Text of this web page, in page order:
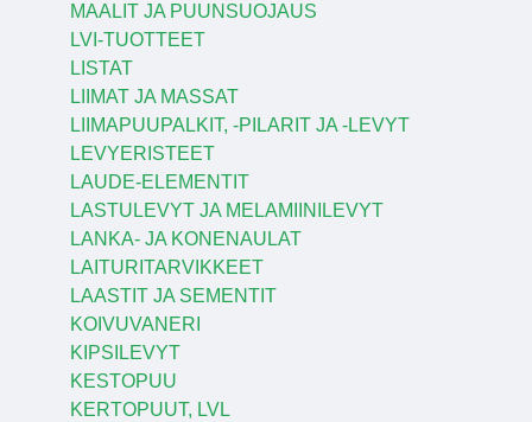
MAALIT JA PUUNSUOJAUS
LVI-TUOTTEET
LISTAT
LIIMAT JA MASSAT
LIIMAPUUPALKIT, -PILARIT JA -LEVYT
LEVYERISTEET
LAUDE-ELEMENTIT
LASTULEVYT JA MELAMIINILEVYT
LANKA- JA KONENAULAT
LAITURITARVIKKEET
LAASTIT JA SEMENTIT
KOIVUVANERI
KIPSILEVYT
KESTOPUU
KERTOPUUT, LVL